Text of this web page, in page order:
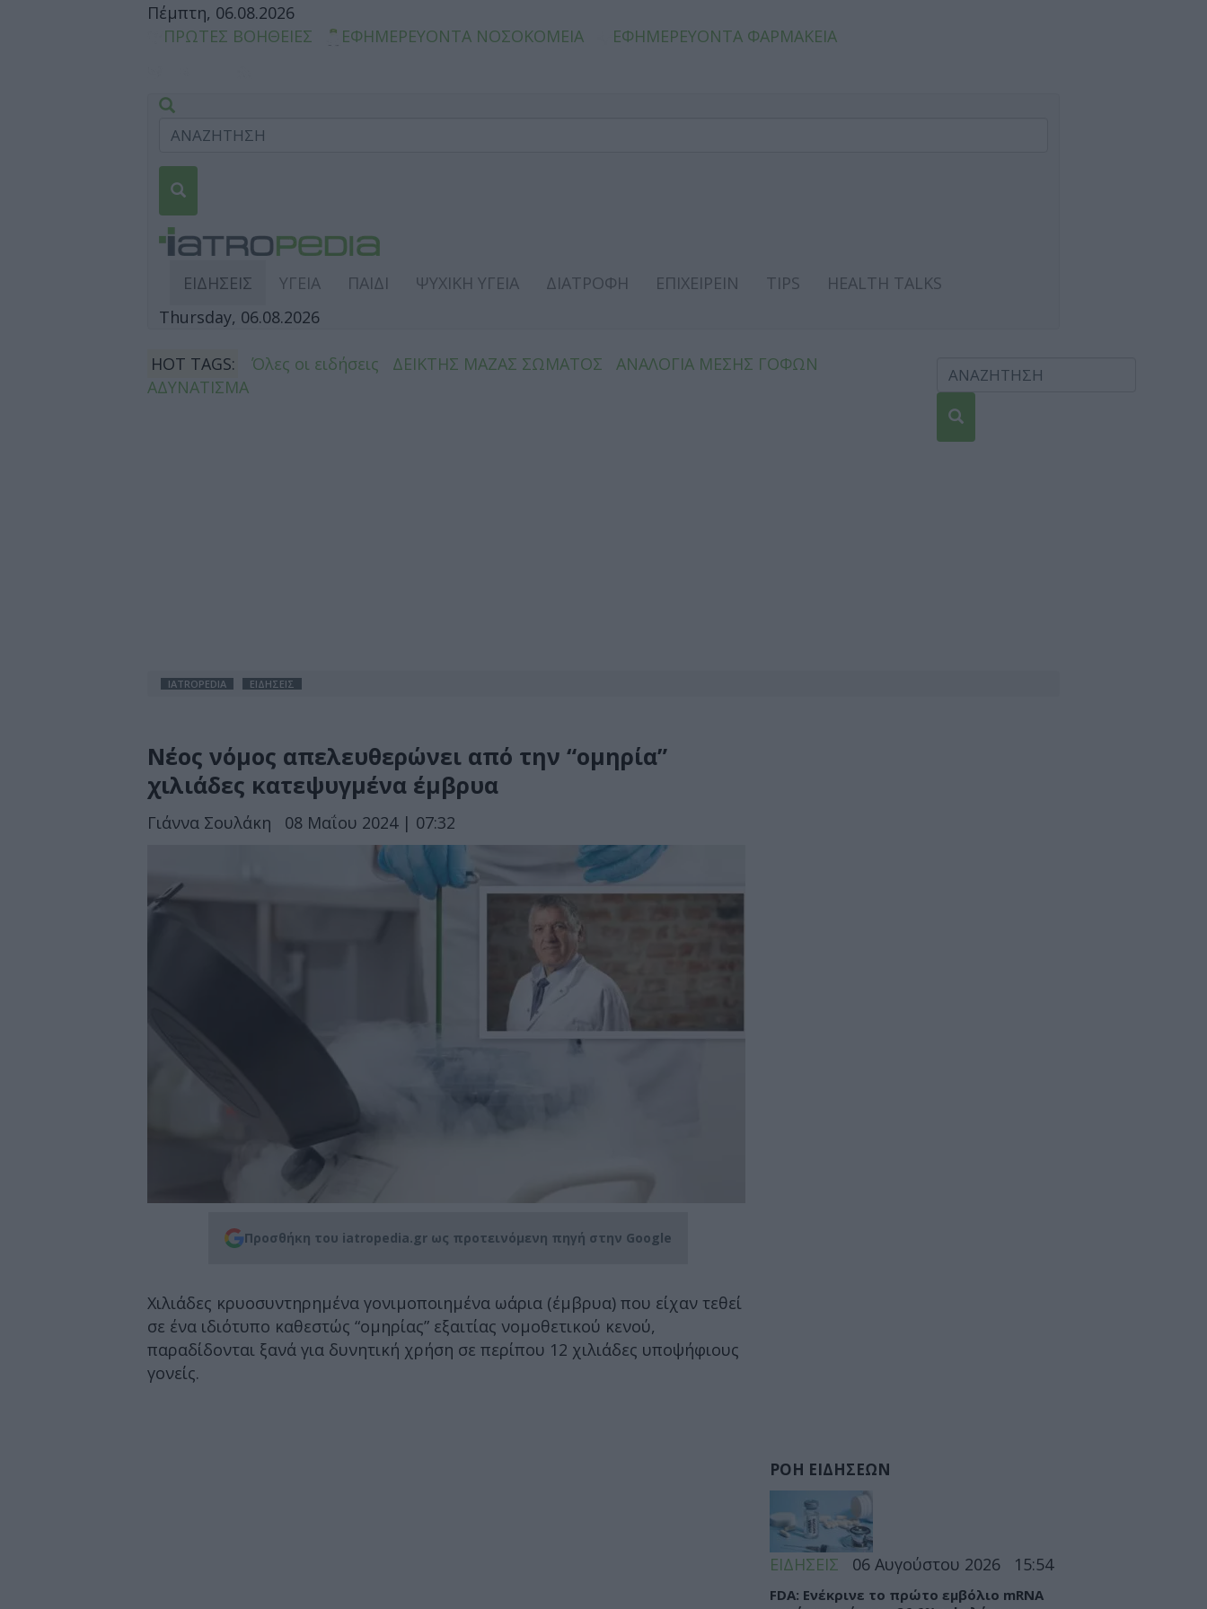
Πέμπτη, 06.08.2026
ΠΡΩΤΕΣ ΒΟΗΘΕΙΕΣ
ΕΦΗΜΕΡΕΥΟΝΤΑ ΝΟΣΟΚΟΜΕΙΑ ΕΦΗΜΕΡΕΥΟΝΤΑ ΦΑΡΜΑΚΕΙΑ
ΕΙΔΗΣΕΙΣ ΥΓΕΙΑ ΠΑΙΔΙ ΨΥΧΙΚΗ ΥΓΕΙΑ ΔΙΑΤΡΟΦΗ ΕΠΙΧΕΙΡΕΙΝ TIPS
HEALTH TALKS
Thursday, 06.08.2026
HOT TAGS: Όλες οι ειδήσεις ΔΕΙΚΤΗΣ ΜΑΖΑΣ ΣΩΜΑΤΟΣ
ΑΝΑΛΟΓΙΑ ΜΕΣΗΣ ΓΟΦΩΝ
ΑΔΥΝΑΤΙΣΜΑ
IATROPEDIA ΕΙΔΗΣΕΙΣ
Νέος νόμος απελευθερώνει από την “ομηρία”
χιλιάδες κατεψυγμένα έμβρυα
Γιάννα Σουλάκη 08 Μαΐου 2024 | 07:32
Προσθήκη του iatropedia.gr ως προτεινόμενη πηγή στην Google
Χιλιάδες κρυοσυντηρημένα γονιμοποιημένα ωάρια (έμβρυα) που είχαν τεθεί
σε ένα ιδιότυπο καθεστώς “ομηρίας” εξαιτίας νομοθετικού κενού,
παραδίδονται ξανά για δυνητική χρήση σε περίπου 12 χιλιάδες υποψήφιους
γονείς.
ΡΟΗ ΕΙΔΗΣΕΩΝ
ΕΙΔΗΣΕΙΣ 06 Αυγούστου 2026 15:54
FDA: Ενέκρινε το πρώτο εμβόλιο mRNA